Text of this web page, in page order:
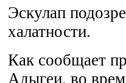
Эскулап
халатности.
Как сообщает
Адыгеи, во